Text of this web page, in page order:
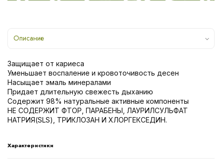
Описание
Защищает от кариеса
Уменьшает воспаление и кровоточивость десен
Насыщает эмаль минералами
Придает длительную свежесть дыханию
Содержит 98% натуральные активные компоненты
НЕ СОДЕРЖИТ ФТОР, ПАРАБЕНЫ, ЛАУРИЛСУЛЬФАТ
НАТРИЯ(SLS), ТРИКЛОЗАН И ХЛОРГЕКСЕДИН.
Характеристики